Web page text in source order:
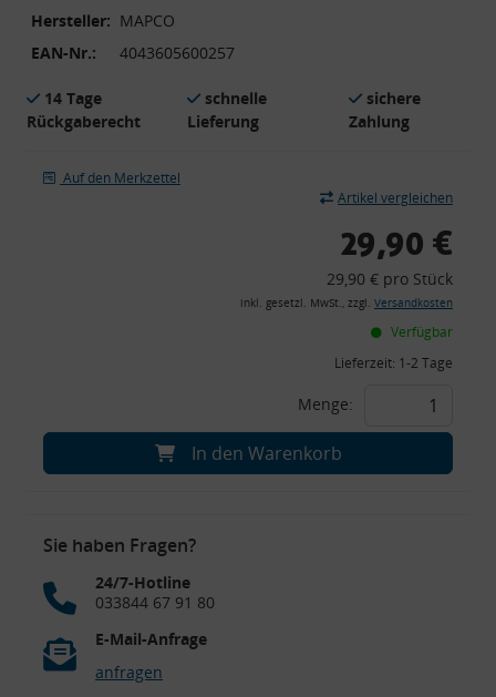
Hersteller: MAPCO
EAN-Nr.:
4043605600257
14 Tage
Rückgaberecht
schnelle
Lieferung
sichere
Zahlung
Auf den Merkzettel
Artikel vergleichen
29,90 €
29,90 € pro Stück
inkl. gesetzl. MwSt., zzgl. Versandkosten
Verfügbar
Lieferzeit: 1-2 Tage
Menge:
In den Warenkorb
Sie haben Fragen?
24/7-Hotline
033844 67 91 80
E-Mail-Anfrage
anfragen